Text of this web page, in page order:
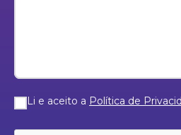
Li e aceito a Política de